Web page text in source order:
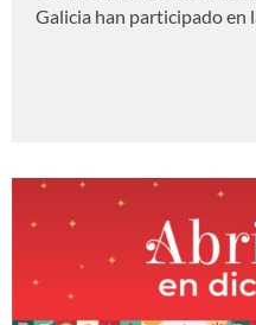
Galicia han participado en